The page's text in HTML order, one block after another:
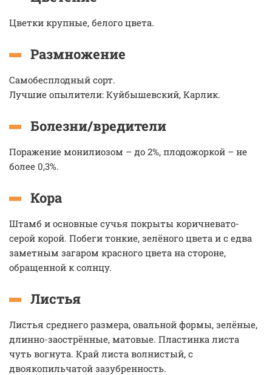
Цветки крупные, белого цвета.
Размножение
Самобесплодный сорт.
Лучшие опылители: Куйбышевский, Карлик.
Болезни/вредители
Поражение монилиозом – до 2%, плодожоркой – не
более 0,3%.
Кора
Штамб и основные сучья покрыты коричневато-
серой корой. Побеги тонкие, зелёного цвета и с едва
заметным загаром красного цвета на стороне,
обращенной к солнцу.
Листья
Листья среднего размера, овальной формы, зелёные,
длинно-заострённые, матовые. Пластинка листа
чуть вогнута. Край листа волнистый, с
двоякопильчатой зазубренность.